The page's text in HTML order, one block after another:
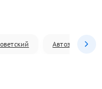
Автозаводский